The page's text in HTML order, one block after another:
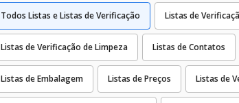
Todos Listas e Listas de Verificação Listas de
Listas de Verificação de Limpeza Listas de Contatos
Listas de Embalagem Listas de Preços Listas de